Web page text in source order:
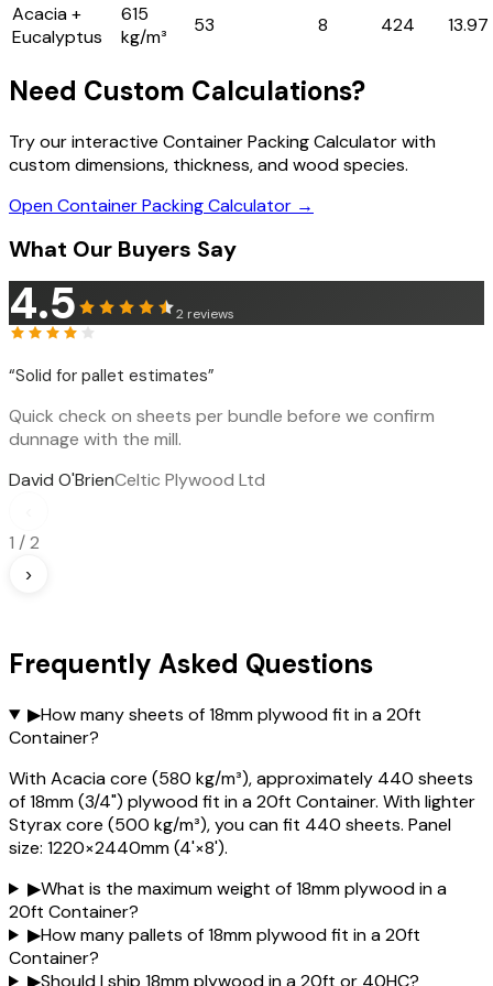
Acacia +
Eucalyptus
615
kg/m³
53 8 424 13.97
Need Custom Calculations?
Try our interactive Container Packing Calculator with
custom dimensions, thickness, and wood species.
Open Container Packing Calculator →
What Our Buyers Say
4.5 2 reviews
“Solid for pallet estimates”
Quick check on sheets per bundle before we confirm
dunnage with the mill.
David O'BrienCeltic Plywood Ltd
1 /2
›
Frequently Asked Questions
▶How many sheets of 18mm plywood fit in a 20ft
Container?
With Acacia core (580 kg/m³), approximately 440 sheets
of 18mm (3/4") plywood fit in a 20ft Container. With lighter
Styrax core (500 kg/m³), you can fit 440 sheets. Panel
size: 1220×2440mm (4'×8').
▶What is the maximum weight of 18mm plywood in a
20ft Container?
▶How many pallets of 18mm plywood fit in a 20ft
Container?
▶Should I ship 18mm plywood in a 20ft or 40HC?